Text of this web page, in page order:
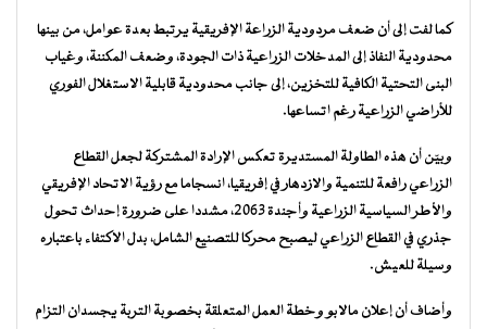
كما لفت إلى أن ضعف مردودية الزراعة الإفريقية يرتبط بعدة عوامل، من بينها
محدودية النفاذ إلى المدخلات الزراعية ذات الجودة، وضعف المكننة، وغياب
البنى التحتية الكافية للتخزين، إلى جانب محدودية قابلية الاستغلال الفوري
للأراضي الزراعية رغم اتساعها.
وبيّن أن هذه الطاولة المستديرة تعكس الإرادة المشتركة لجعل القطاع
الزراعي رافعة للتنمية والازدهار في إفريقيا، انسجاما مع رؤية الاتحاد الإفريقي
والأطر السياسية الزراعية وأجندة 2063، مشددا على ضرورة إحداث تحول
جذري في القطاع الزراعي ليصبح محركا للتصنيع الشامل، بدل الاكتفاء باعتباره
وسيلة للعيش.
وأضاف أن إعلان مالابو وخطة العمل المتعلقة بخصوبة التربة يجسدان التزام